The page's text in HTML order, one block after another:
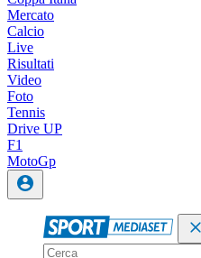
Mercato
Calcio
Live
Risultati
Video
Foto
Tennis
Drive UP
F1
MotoGp